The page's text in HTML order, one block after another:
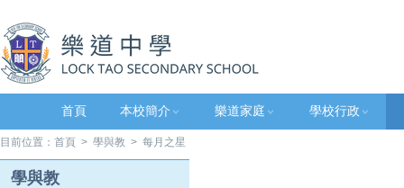
首頁 本校簡介 樂道家庭 學校行政
目前位置： 首頁 > 學與教 > 每月之星
學與教